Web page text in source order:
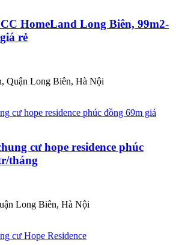
HomeLand Long Biên, 99m2-
rẻ
Quận Long Biên, Hà Nội
cư hope residence phúc
tháng
Long Biên, Hà Nội